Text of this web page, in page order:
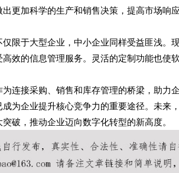
更加科学的生产和销售决策，提高市场响
限于大型企业，中小企业同样受益匪浅。
效的信息管理服务。灵活的定制功能也使
为连接采购、销售和库存管理的桥梁，助
成为企业提升核心竞争力的重要途径。未
破，推动企业迈向数字化转型的新高度。